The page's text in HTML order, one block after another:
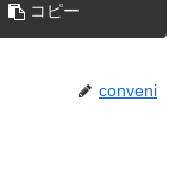
コピー
conveni